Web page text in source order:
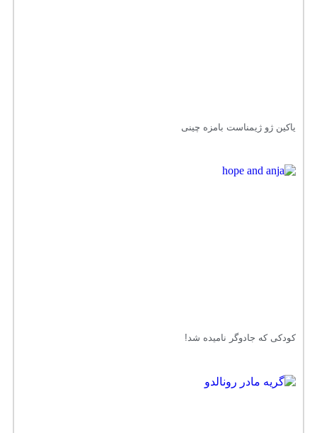
یاکین ژو ژیمناست بامزه چینی
کودکی که جادوگر نامیده شد!